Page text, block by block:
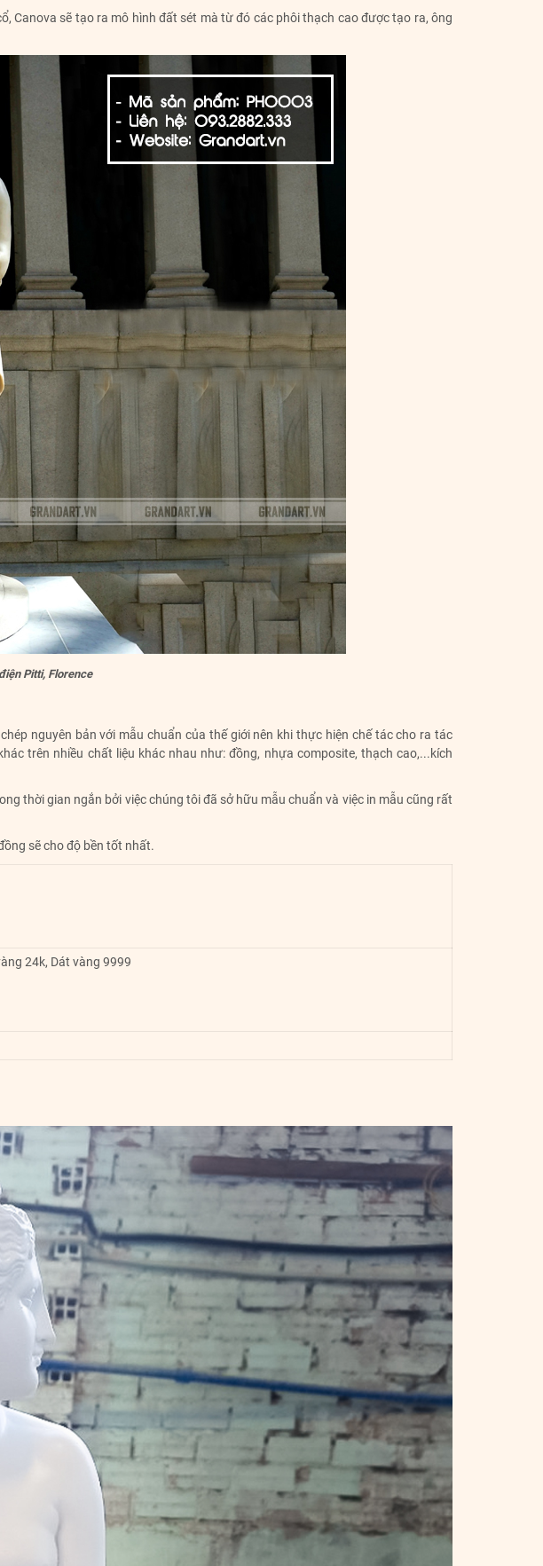
Canova sẽ tạo ra mô hình đất sét mà từ đó các phôi thạch cao được tạo ra, ông
Pitti, Florence
nguyên bản với mẫu chuẩn của thế giới nên khi thực hiện chế tác cho ra tác
trên nhiều chất liệu khác nhau như: đồng, nhựa composite, thạch cao,...kích
thời gian ngắn bởi việc chúng tôi đã sở hữu mẫu chuẩn và việc in mẫu cũng rất
sẽ cho độ bền tốt nhất.
24k, Dát vàng 9999